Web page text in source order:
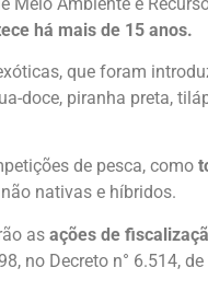
há mais de 15 anos.
que foram
doce, piranha preta,
de pesca, como
nativas e híbridos.
as ações de
no Decreto n° 6.514,